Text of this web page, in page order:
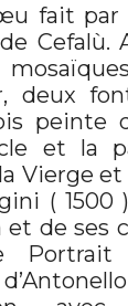
fait par
Cefalù.
deux
peinte
et la
Vierge et
( 1500
et de ses
Portrait